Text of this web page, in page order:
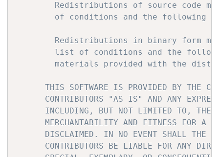
Redistributions of source code
of conditions and the following
Redistributions in binary form
list of conditions and the
materials provided with the
THIS SOFTWARE IS PROVIDED BY THE
CONTRIBUTORS "AS IS" AND ANY
INCLUDING, BUT NOT LIMITED TO, THE
MERCHANTABILITY AND FITNESS FOR A
DISCLAIMED. IN NO EVENT SHALL THE
CONTRIBUTORS BE LIABLE FOR ANY